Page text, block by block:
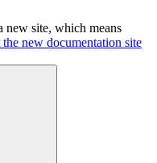
new site, which means
the new documentation site